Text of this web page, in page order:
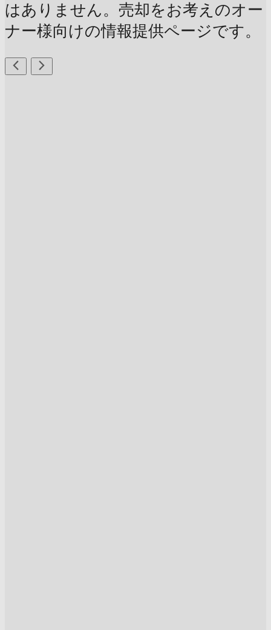
はありません。売却をお考えのオー
ナー様向けの情報提供ページです。